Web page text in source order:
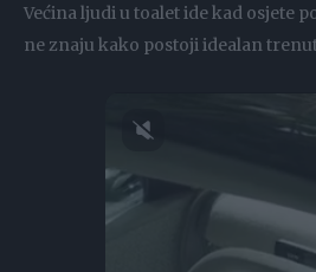
Većina ljudi u toalet ide kad osjete
ne znaju kako postoji idealan